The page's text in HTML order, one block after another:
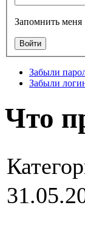
Запомнить меня
Забыли
Забыли
Что